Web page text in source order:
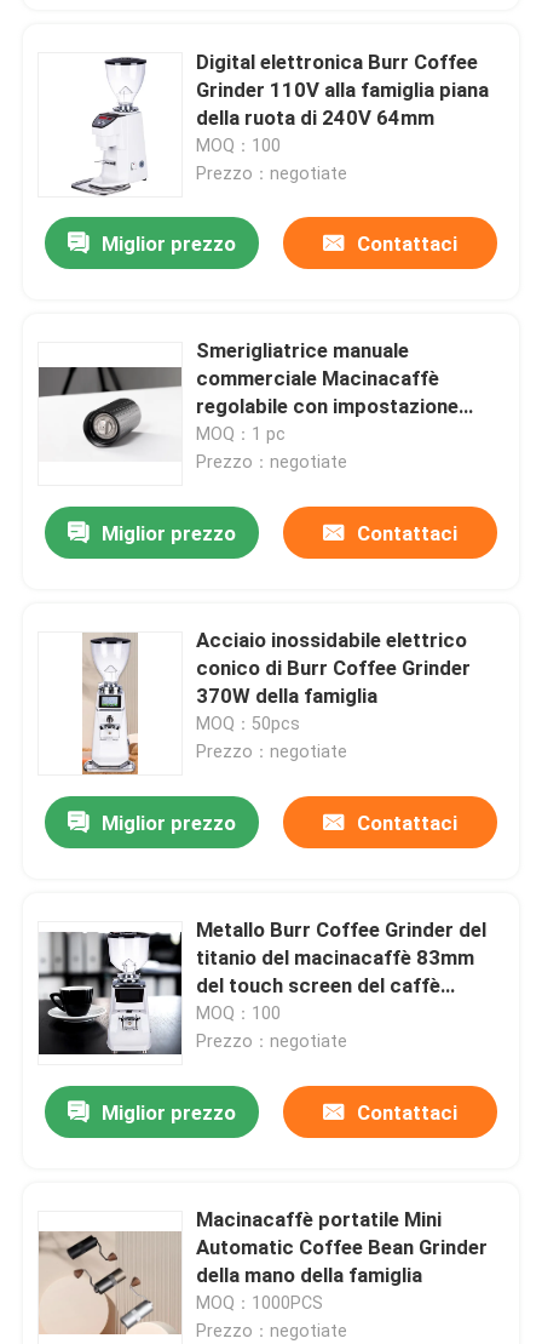
Digital elettronica Burr Coffee
Grinder 110V alla famiglia piana
della ruota di 240V 64mm
MOQ：100
Prezzo：negotiate
Miglior prezzo Contattaci
Smerigliatrice manuale
commerciale Macinacaffè
regolabile con impostazione
regolabile
MOQ：1 pc
Prezzo：negotiate
Miglior prezzo Contattaci
Acciaio inossidabile elettrico
conico di Burr Coffee Grinder
370W della famiglia
MOQ：50pcs
Prezzo：negotiate
Miglior prezzo Contattaci
Metallo Burr Coffee Grinder del
titanio del macinacaffè 83mm
del touch screen del caffè
espresso
MOQ：100
Prezzo：negotiate
Miglior prezzo Contattaci
Macinacaffè portatile Mini
Automatic Coffee Bean Grinder
della mano della famiglia
MOQ：1000PCS
Prezzo：negotiate